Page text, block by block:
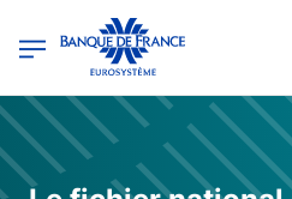
Banque de France - Menu